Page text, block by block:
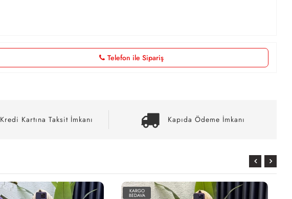
Telefon ile Sipariş
Kredi Kartına Taksit İmkanı Kapıda Ödeme İmkanı
KARGO
BEDAVA